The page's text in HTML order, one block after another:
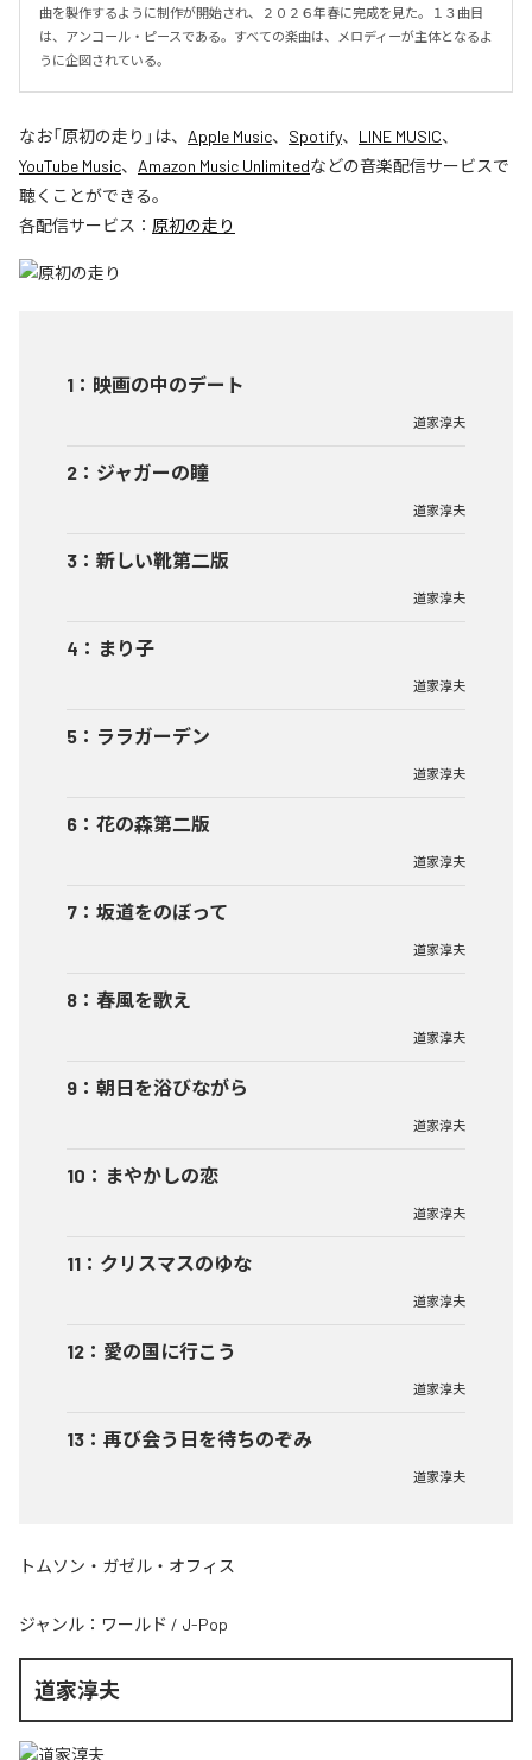
曲を製作するように制作が開始され、２０２６年春に完成を見た。１３曲目
は、アンコール・ピースである。すべての楽曲は、メロディーが主体となるよ
うに企図されている。
なお「原初の走り 」は、 Apple Music、 Spotify、 LINE MUSIC、
YouTube Music、 Amazon Music Unlimitedなどの音楽配信サービスで
聴くことができる。
各配信サービス： 原初の走り
1 ： 映画の中のデート
道家淳夫
2 ： ジャガーの瞳
道家淳夫
3 ： 新しい靴第二版
道家淳夫
4 ： まり子
道家淳夫
5 ： ララガーデン
道家淳夫
6 ： 花の森第二版
道家淳夫
7 ： 坂道をのぼって
道家淳夫
8 ： 春風を歌え
道家淳夫
9 ： 朝日を浴びながら
道家淳夫
10 ： まやかしの恋
道家淳夫
11 ： クリスマスのゆな
道家淳夫
12 ： 愛の国に行こう
道家淳夫
13 ： 再び会う日を待ちのぞみ
道家淳夫
トムソン・ガゼル・オフィス
ジャンル： ワールド / J-Pop
道家淳夫